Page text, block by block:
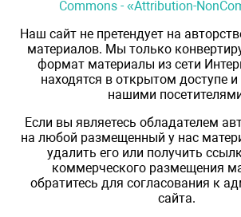
Commons - «Attribution-
Наш сайт не претендует на
материалов. Мы только
формат материалы из сети
находятся в открытом доступе
нашими
Если вы являетесь обладателем
на любой размещенный у нас
удалить его или получить
коммерческого размещения
обратитесь для согласования к
сайта.